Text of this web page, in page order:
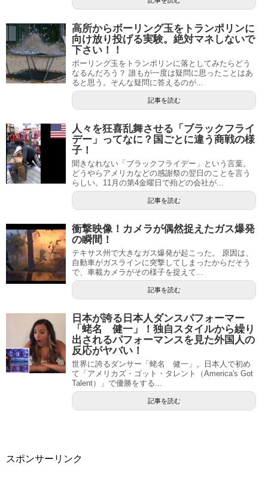
高所からボーリング玉をトランポリンに
向け放り投げる実験。絶対マネしないで
下さい！！
ボーリング玉をトランポリンに落としてみたらどう
なるんだろう？ 誰もが一度は疑問に思ったことはあ
ると思う。そんな疑問に答えるのが...
記事を読む
人々を狂喜乱舞させる「ブラックフライ
デー」ってなに？国ごとに違う商戦の様
子！
聞きなれない「ブラックフライデー」という言葉。
どうやらアメリカなどの感謝祭の翌日のことを言う
らしい。11月の第4金曜日で殆どの会社が...
記事を読む
衝撃映像！カメラが偶然捉えたガス爆発
の瞬間！
テキサス州で大きなガス爆発が起こった。 原因は、
自動車がガスラインに突撃してしまったからだそう
で、車載カメラがその様子を捉えて...
記事を読む
日本が誇る日本人ダンスパフォーマー
「蛯名 健一」！独自スタイルから繰り
出されるパフォーマンスを見た外国人の
反応がヤバい！
世界に誇るダンサー「蛯名 健一」。日本人で初め
て「アメリカズ・ゴット・タレント（America's Got
Talent）」で優勝をする...
記事を読む
スポンサーリンク